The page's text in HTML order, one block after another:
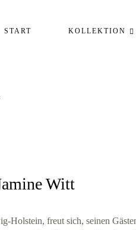
START KOLLEKTION
Witt
Holstein, freut sich, seinen